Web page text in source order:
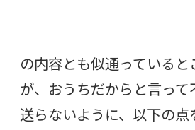
の内容とも似通っていると
が、おうちだからと言って
送らないように、以下の点